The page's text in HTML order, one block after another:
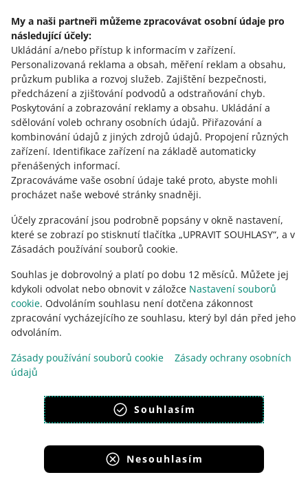
My a naši partneři můžeme zpracovávat osobní údaje pro
následující účely:
Ukládání a/nebo přístup k informacím v zařízení.
Personalizovaná reklama a obsah, měření reklam a obsahu,
průzkum publika a rozvoj služeb. Zajištění bezpečnosti,
předcházení a zjišťování podvodů a odstraňování chyb.
Poskytování a zobrazování reklamy a obsahu. Ukládání a
sdělování voleb ochrany osobních údajů. Přiřazování a
kombinování údajů z jiných zdrojů údajů. Propojení různých
zařízení. Identifikace zařízení na základě automaticky
přenášených informací.
Zpracováváme vaše osobní údaje také proto, abyste mohli
procházet naše webové stránky snadněji.
Účely zpracování jsou podrobně popsány v okně nastavení,
které se zobrazí po stisknutí tlačítka „UPRAVIT SOUHLASY“, a v
Zásadách používání souborů cookie.
Souhlas je dobrovolný a platí po dobu 12 měsíců. Můžete jej
kdykoli odvolat nebo obnovit v záložce Nastavení souborů
cookie. Odvoláním souhlasu není dotčena zákonnost
zpracování vycházejícího ze souhlasu, který byl dán před jeho
odvoláním.
Zásady používání souborů cookie
Zásady ochrany osobních
údajů
Souhlasím
Nesouhlasím
zašle potvrzení o platbě, můžeme
jeho platbu ověřit u platebního
operátora.
Potřebujete pomoc?
KONTAKTUJTE NÁS
Portály skupiny Allegro